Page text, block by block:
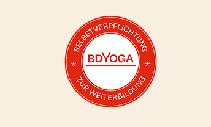
Mehr zur Selbstverpflichtung